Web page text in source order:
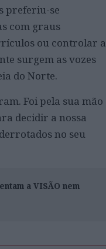
preferiu-se
com graus
ou controlar a
surgem as vozes
do Norte.
Foi pela sua mão
decidir a nossa
no seu
a VISÃO nem